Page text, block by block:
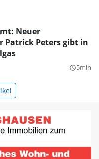
Neuer
Patrick Peters gibt in
query_builder5min